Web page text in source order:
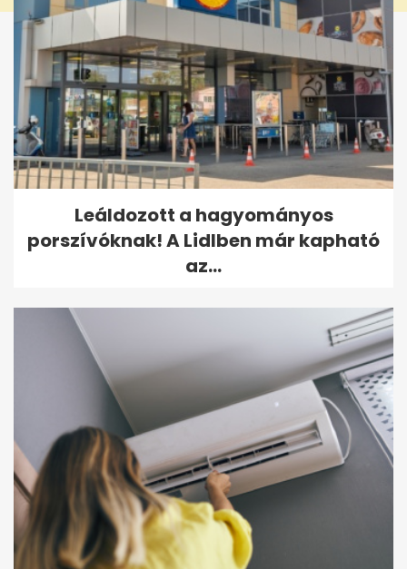
Leáldozott a hagyományos
porszívóknak! A Lidlben már kapható
az...